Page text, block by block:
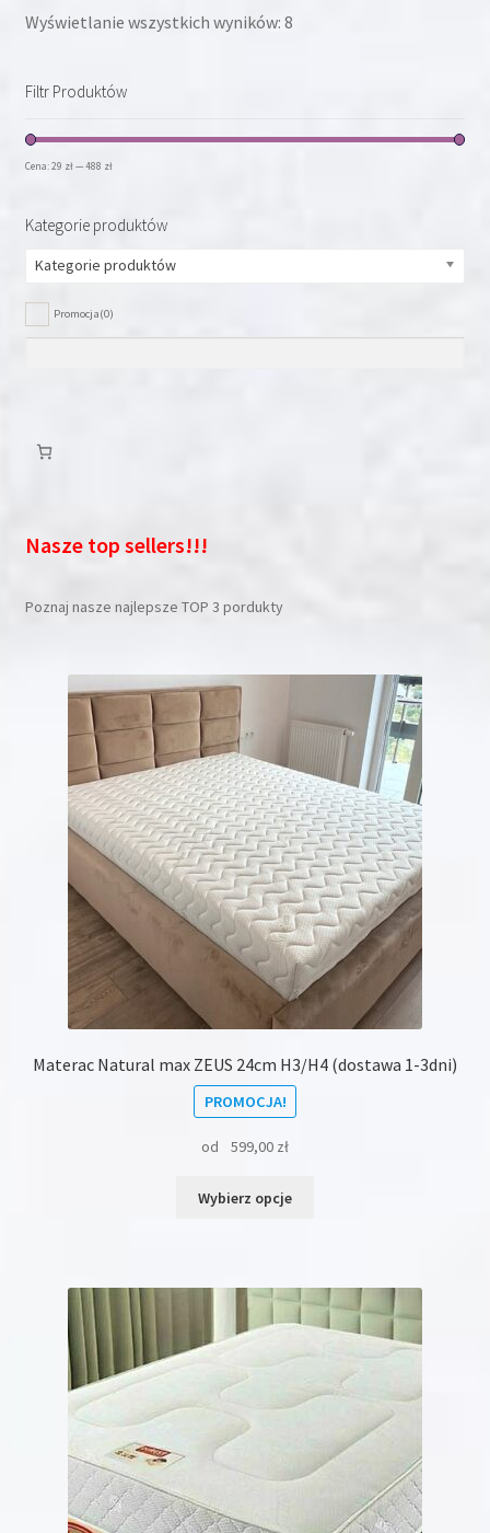
Wyświetlanie wszystkich wyników: 8
Filtr Produktów
Cena:29 zł—488 zł
Kategorie produktów
Kategorie produktów
Promocja(0)
Nasze top sellers!!!
Poznaj nasze najlepsze TOP 3 pordukty
Materac Natural max ZEUS 24cm H3/H4 (dostawa 1-3dni)
PROMOCJA!
od 599,00 zł
Wybierz opcje
wariantów.
Opcje
można
stronie
produktu